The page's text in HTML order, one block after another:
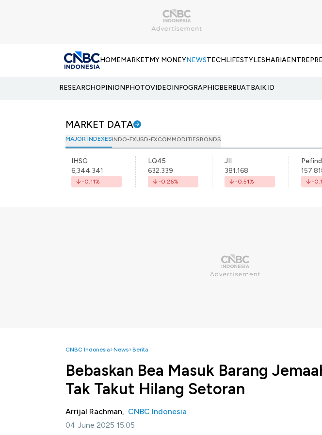
HOMEMARKETMY MONEYNEWSTECHLIFESTYLESHARIA
RESEARCHOPINIONPHOTOVIDEOINFOGRAPHICBERBUATBAIK.ID
MARKET DATA
MAJOR INDEXESINDO-FXUSD-FXCOMMODITIESBONDS
IHSG
6,344.341
-0.11%
LQ45
632.339
-0.26%
JII
381.168
-0.51% -
CNBC Indonesia News Berita
Bebaskan Bea Masuk Barang
Tak Takut Hilang Setoran
Arrijal Rachman, CNBC Indonesia
04 June 2025 15:05